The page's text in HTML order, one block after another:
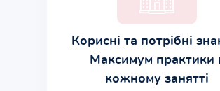
Корисні та потрібні
Максимум практики
кожному занятті